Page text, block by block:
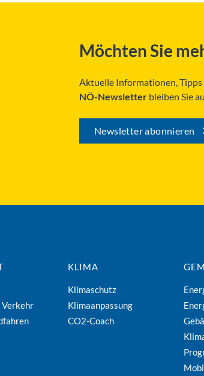
Möchten Sie
Aktuelle Informationen,
NÖ-Newsletter bleiben Sie
Newsletter abonnieren
KLIMA
Klimaschutz
Klimaanpassung
CO2-Coach